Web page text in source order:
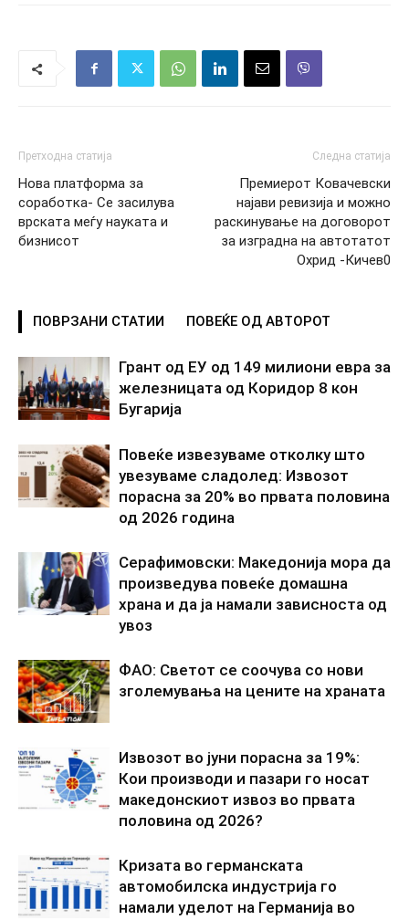
Претходна статија
Нова платформа за
соработка- Се засилува
врската меѓу науката и
бизнисот
Следна статија
Премиерот Ковачевски
најави ревизија и можно
раскинување на договорот
за изградна на автотатот
Охрид -Кичев0
ПОВРЗАНИ СТАТИИ ПОВЕЌЕ ОД АВТОРОТ
Грант од ЕУ од 149 милиони евра за
железницата од Коридор 8 кон
Бугарија
Повеќе извезуваме отколку што
увезуваме сладолед: Извозот
порасна за 20% во првата половина
од 2026 година
Серафимовски: Македонија мора да
произведува повеќе домашна
храна и да ја намали зависноста од
увоз
ФАО: Светот се соочува со нови
зголемувања на цените на храната
Извозот во јуни порасна за 19%:
Кои производи и пазари го носат
македонскиот извоз во првата
половина од 2026?
Кризата во германската
автомобилска индустрија го
намали уделот на Германија во